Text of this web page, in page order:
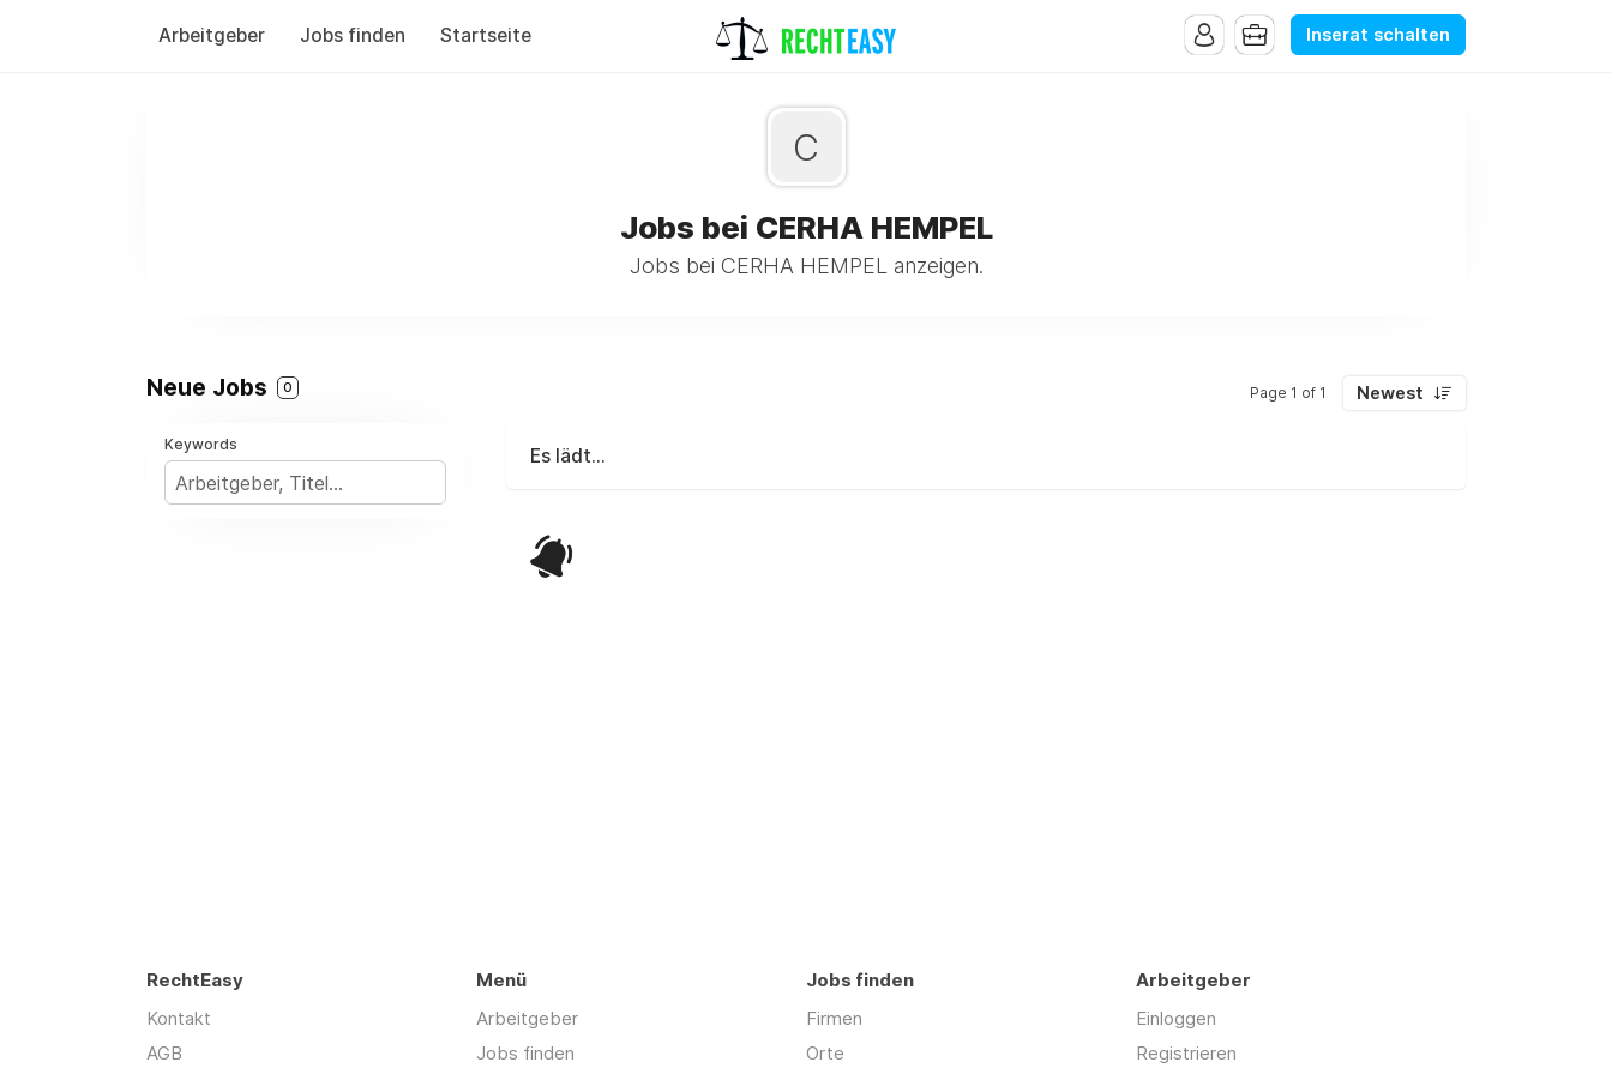
Arbeitgeber Jobs finden Startseite Inserat schalten
C
Jobs bei CERHA HEMPEL
Jobs bei CERHA HEMPEL anzeigen.
Neue Jobs 0 Page 1 of 1 Newest
Keywords
Es lädt...
RechtEasy
Kontakt
AGB
Menü
Arbeitgeber
Jobs finden
Jobs finden
Firmen
Orte
Arbeitgeber
Einloggen
Registrieren